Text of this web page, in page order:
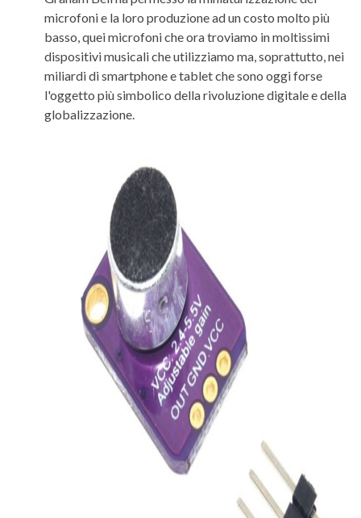
microfoni e la loro produzione ad un costo molto più
basso, quei microfoni che ora troviamo in moltissimi
dispositivi musicali che utilizziamo ma, soprattutto, nei
miliardi di smartphone e tablet che sono oggi forse
l'oggetto più simbolico della rivoluzione digitale e della
globalizzazione.